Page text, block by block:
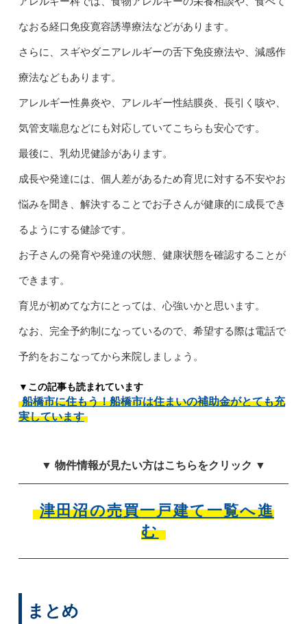
なおる経口免疫寛容誘導療法などがあります。
さらに、スギやダニアレルギーの舌下免疫療法や、減感作
療法などもあります。
アレルギー性鼻炎や、アレルギー性結膜炎、長引く咳や、
気管支喘息などにも対応していてこちらも安心です。
最後に、乳幼児健診があります。
成長や発達には、個人差があるため育児に対する不安やお
悩みを聞き、解決することでお子さんが健康的に成長でき
るようにする健診です。
お子さんの発育や発達の状態、健康状態を確認することが
できます。
育児が初めてな方にとっては、心強いかと思います。
なお、完全予約制になっているので、希望する際は電話で
予約をおこなってから来院しましょう。
▼この記事も読まれています
船橋市に住もう！船橋市は住まいの補助金がとても充
実しています
▼ 物件情報が見たい方はこちらをクリック ▼
津田沼の売買一戸建て一覧へ進
む
まとめ